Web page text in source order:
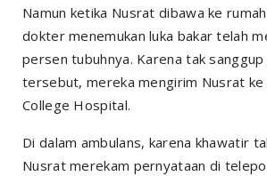
Namun ketika Nusrat dibawa ke
dokter menemukan luka bakar telah
persen tubuhnya. Karena tak sanggup
tersebut, mereka mengirim Nusrat ke
College Hospital.
Di dalam ambulans, karena khawatir
Nusrat merekam pernyataan di